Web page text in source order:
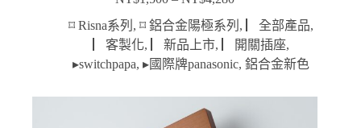
格
範
圍：
到
⌑ Risna系列 ,⌑ 鋁合金陽極系列 , ▏全部產品,
▏客製化, ▏新品上市, ▏開關插座,
▸switchpapa,▸國際牌panasonic,鋁合金新色